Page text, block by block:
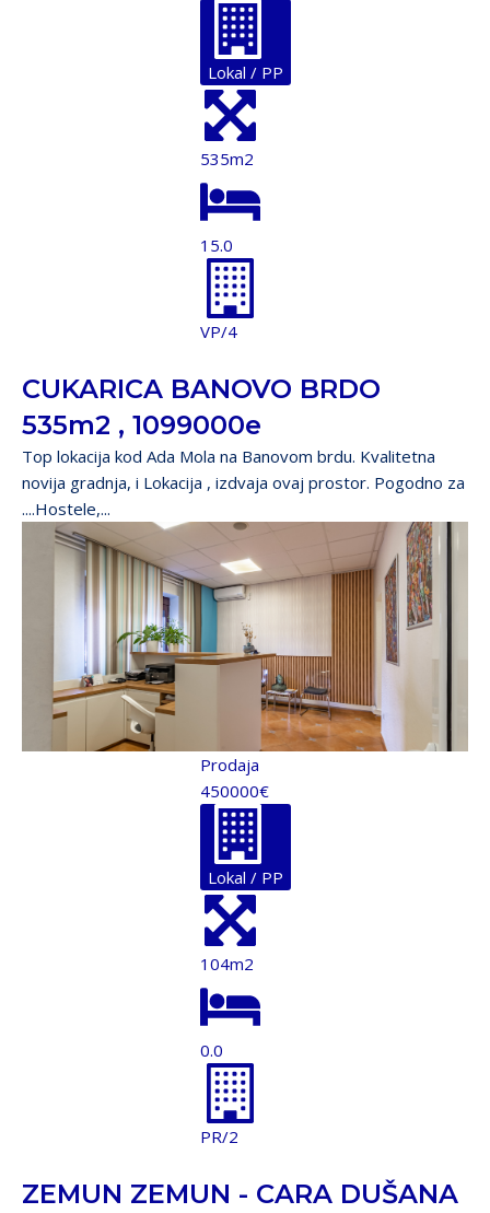
Lokal / PP
535m2
15.0
VP/4
CUKARICA BANOVO BRDO
535m2 , 1099000e
Top lokacija kod Ada Mola na Banovom brdu. Kvalitetna
novija gradnja, i Lokacija , izdvaja ovaj prostor. Pogodno za
....Hostele,...
Prodaja
450000€
Lokal / PP
104m2
0.0
PR/2
ZEMUN ZEMUN - CARA DUŠANA